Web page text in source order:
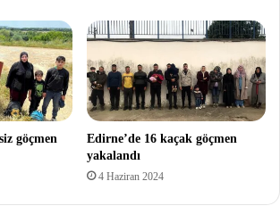
göçmen
Edirne’de 16 kaçak göçmen
yakalandı
4 Haziran 2024